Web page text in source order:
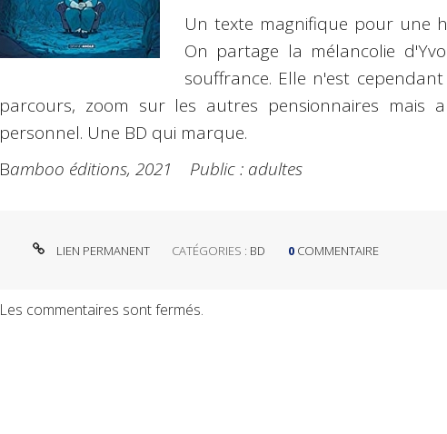
Un texte magnifique pour une
On partage la mélancolie
souffrance. Elle n'est
parcours, zoom sur les autres pensionnaires mais
personnel. Une BD qui marque.
Bamboo éditions, 2021 Public : adultes
LIEN PERMANENT CATÉGORIES : BD 0 COMMENTAIRE
Les commentaires sont fermés.